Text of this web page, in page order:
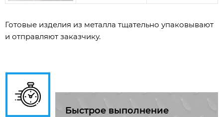
Готовые изделия из металла тщательно упаковывают
и отправляют заказчику.
Быстрое выполнение